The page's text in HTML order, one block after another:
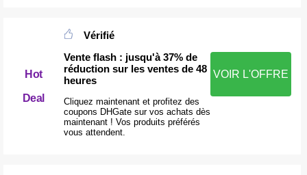
Hot
Deal
Vérifié
Vente flash : jusqu'à 37% de
réduction sur les ventes de 48
heures
Cliquez maintenant et profitez des
coupons DHGate sur vos achats dès
maintenant ! Vos produits préférés
vous attendent.
VOIR L'OFFRE